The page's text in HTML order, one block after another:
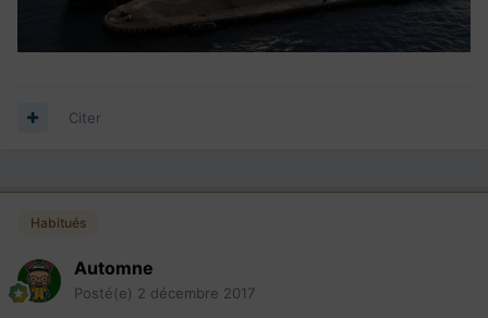
Citer
Habitués
Automne
Posté(e) 2 décembre 2017